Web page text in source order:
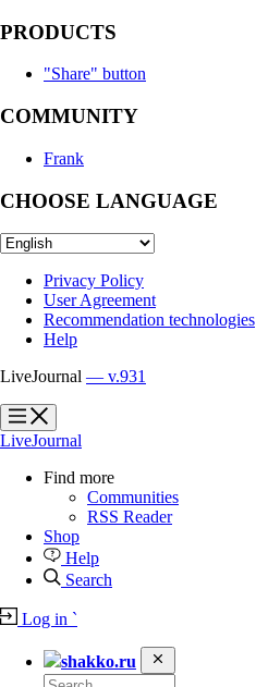
PRODUCTS
"Share" button
COMMUNITY
Frank
CHOOSE LANGUAGE
Privacy Policy
User Agreement
Recommendation technologies
Help
LiveJournal — v.931
?
?
LiveJournal
Find more
Communities
RSS Reader
Shop
Help
Search
Log in `
shakko.ru